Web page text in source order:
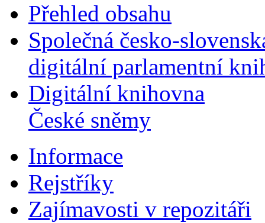
Přehled obsahu
Společná česko-
digitální parlamentní
Digitální knihovna
České sněmy
Informace
Rejstříky
Zajímavosti v repozitáři